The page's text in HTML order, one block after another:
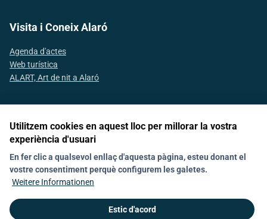
Visita i Coneix Alaró
Agenda d'actes
Web turística
ALART, Art de nit a Alaró
Segueix-nos a les xarxes socials
Política de galetes (Cookies) Agenda
Declaració d'accesibilitat
Utilitzem cookies en aquest lloc per millorar la vostra
experiència d'usuari
En fer clic a qualsevol enllaç d'aquesta pàgina, esteu donant el
vostre consentiment perquè configurem les galetes.
Weitere Informationen
Estic d'acord